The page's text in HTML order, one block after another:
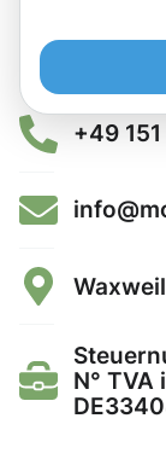
+49
N°